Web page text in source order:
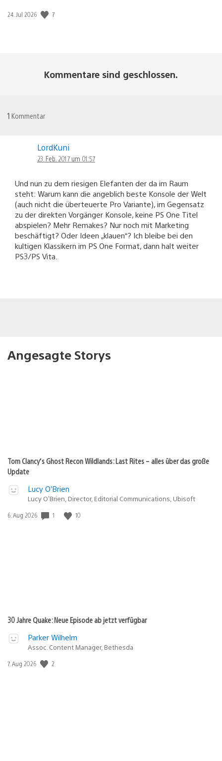
Veröffentlichungsdatum:
24. Jul 2026 7
Kommentare sind geschlossen.
1 Kommentar
LordKuni
23. Feb. 2017 um 01:57
Und nun zu dem riesigen Elefanten der da im Raum
steht: Warum kann die angeblich beste Konsole der Welt
(auch nicht die überteuerte Pro Variante), im Gegensatz
zu der direkten Vorgänger Konsole, keine PS One Titel
abspielen? Mehr Remakes? Nur noch mit Marketing
beschäftigt? Oder Ideen „klauen“? Ich bleibe bei den
kultigen Klassikern im PS One Format, dann halt weiter
PS3/PS Vita.
Angesagte Storys
Tom Clancy’s Ghost Recon Wildlands: Last Rites – alles über das große
Update
Lucy O’Brien
Lucy O’Brien, Director, Editorial Communications, Ubisoft
Veröffentlichungsdatum:
6. Aug 2026 1 10
30 Jahre Quake: Neue Episode ab jetzt verfügbar
Parker Wilhelm
Assoc. Content Manager, Bethesda
Veröffentlichungsdatum:
7. Aug 2026 2